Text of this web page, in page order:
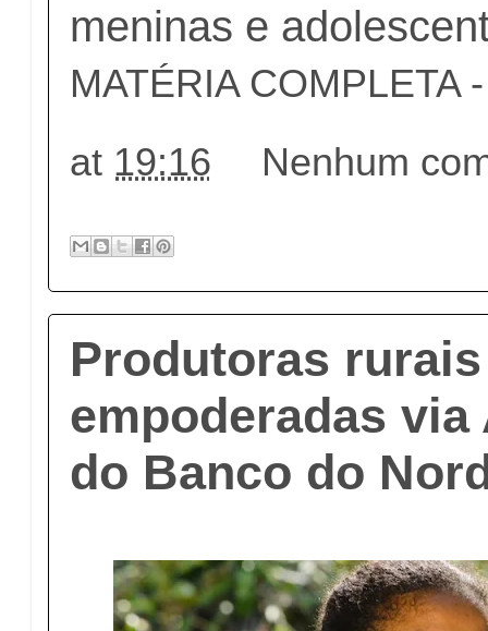
meninas e
MATÉRIA COMPLETA
at 19:16 Nenhum
Produtoras rurais
empoderadas
do Banco do